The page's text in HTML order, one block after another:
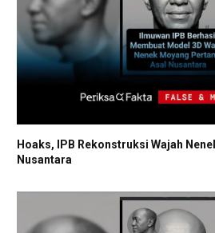
Hoaks, IPB Rekonstruksi Wajah
Nusantara